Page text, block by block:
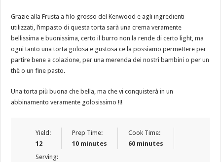
Grazie alla Frusta a filo grosso del Kenwood e agli ingredienti
utilizzati, l’impasto di questa torta sarà una crema veramente
bellissima e buonissima, certo il burro non la rende di certo light, ma
ogni tanto una torta golosa e gustosa ce la possiamo permettere per
partire bene a colazione, per una merenda dei nostri bambini o per un
thè o un fine pasto.
Una torta più buona che bella, ma che vi conquisterà in un
abbinamento veramente golosissimo !!!
Yield:
12
Prep Time:
10 minutes
Cook Time:
60 minutes
Serving: